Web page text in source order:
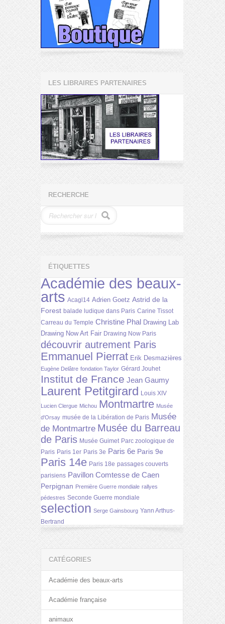
LES LIBRAIRES PARTENAIRES
RECHERCHE
ÉTIQUETTES
Académie des beaux-
arts Acagl14 Adrien Goetz Astrid de la
Forest balade ludique dans Paris Carine Tissot
Carreau du Temple Christine Phal Drawing Lab
Drawing Now Art Fair Drawing Now Paris
découvrir autrement Paris
Emmanuel Pierrat Erik Desmazières
Eugène Delâtre fondation Taylor Gérard Jouhet
Institut de France Jean Gaumy
Laurent Petitgirard Louis XIV
Lucien Clergue Michou Montmartre Musée
d'Orsay musée de la Libération de Paris Musée
de Montmartre Musée du Barreau
de Paris Musée Guimet Parc zoologique de
Paris Paris 1er Paris 3e Paris 6e Paris 9e
Paris 14e Paris 18e passages couverts
parisiens Pavillon Comtesse de Caen
Perpignan Première Guerre mondiale rallyes
pédestres Seconde Guerre mondiale
selection Serge Gainsbourg Yann Arthus-
Bertrand
CATÉGORIES
Académie des beaux-arts
Académie française
animaux